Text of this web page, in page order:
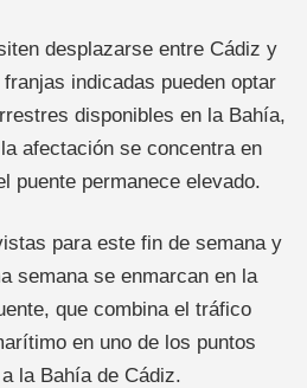
desplazarse entre Cádiz y
indicadas pueden optar
disponibles en la Bahía,
afectación se concentra en
puente permanece elevado.
para este fin de semana y
semana se enmarcan en la
que combina el tráfico
en uno de los puntos
la Bahía de Cádiz.